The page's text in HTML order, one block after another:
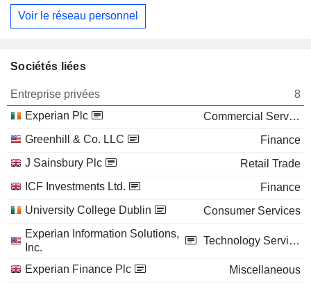
Voir le réseau personnel
Sociétés liées
Entreprise privées
8
Experian Plc
Commercial Services
Greenhill & Co. LLC
Finance
J Sainsbury Plc
Retail Trade
ICF Investments Ltd.
Finance
University College Dublin
Consumer Services
Experian Information Solutions,
Inc.
Technology Services
Experian Finance Plc
Miscellaneous